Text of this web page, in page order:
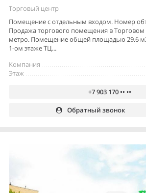
Торговый центр
Помещение с отдельным входом. Номер
Продажа торгового помещения в Торговом
метро. Помещение общей площадью 29.6
1-ом этаже ТЦ...
Компания
Этаж
+7 903 170 •• ••
Обратный звонок